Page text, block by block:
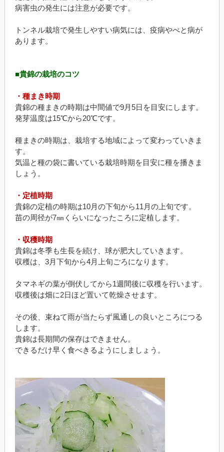
病害虫の発生には注意が必要です。
トンネル栽培で発生しやすい病気には、疫病やべと病が
あります。
■貴錦の栽培のコツ
・種まき時期
貴錦の種まきの時期は中間値で9月5日を目安にします。
発芽温度は15℃から20℃です。
種まきの時期は、栽培する地域によって変わっていきま
す。
気温と種の袋に書いている栽培時期を目安に種を播きま
しょう。
・定植時期
貴錦の定植の時期は10月の下旬から11月の上旬です。
苗の周径が7㎜くらいになったころに定植します。
・収穫時期
貴錦は冬季も生長を続け、球が肥大していきます。
収穫は、3月下旬から4月上旬ごろになります。
タマネギの葉が倒伏してから1週間後に収穫を行います。
収穫後は畑に2日ほど置いて乾燥させます。
その後、束ねて雨が当たらず風通しの良いところにつる
します。
貴錦は長期間の保存はできません。
できるだけ早く食べきるようにしましょう。